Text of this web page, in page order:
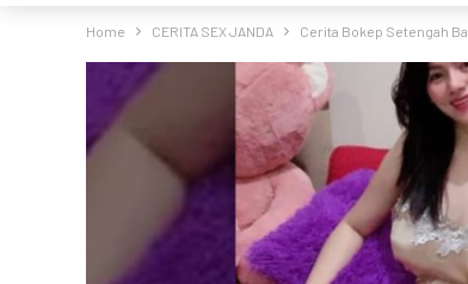
Home CERITA SEX JANDA Cerita Bokep Setengah